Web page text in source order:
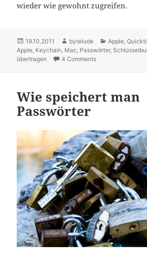
wieder wie gewohnt zugreifen.
Posted
on
19.10.2011 Author
bytelude Categories
Apple ,
Apple Keychain Mac Passwörter,
übertragen
4 Comments
Wie speichert man
Passwörter